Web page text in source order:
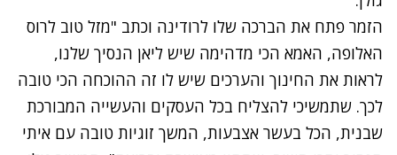
הזמר פתח את הברכה שלו לרודינה וכתב "מזל טוב לרוס
האלופה, האמא הכי מדהימה שיש ליאן הנסיך שלנו,
לראות את החינוך והערכים שיש לו זה ההוכחה הכי טובה
לכך. שתמשיכי להצליח בכל העסקים והעשייה המבורכת
שבנית, הכל בעשר אצבעות, המשך זוגיות טובה עם איתי